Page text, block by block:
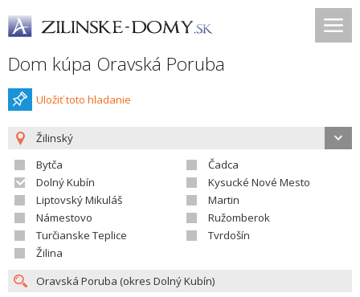
Dom kúpa Oravská Poruba
Uložiť toto hladanie
Žilinský
Bytča
Čadca
Dolný Kubín
Kysucké Nové Mesto
Liptovský Mikuláš
Martin
Námestovo
Ružomberok
Turčianske Teplice
Tvrdošín
Žilina